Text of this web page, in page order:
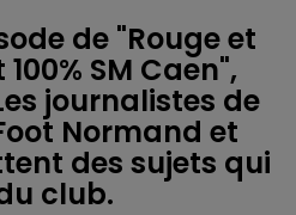
de "Rouge et
SM Caen",
journalistes de
Normand et
des sujets qui
club.